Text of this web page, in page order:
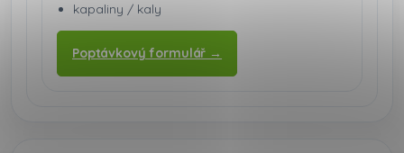
kapaliny / kaly
Poptávkový formulář →